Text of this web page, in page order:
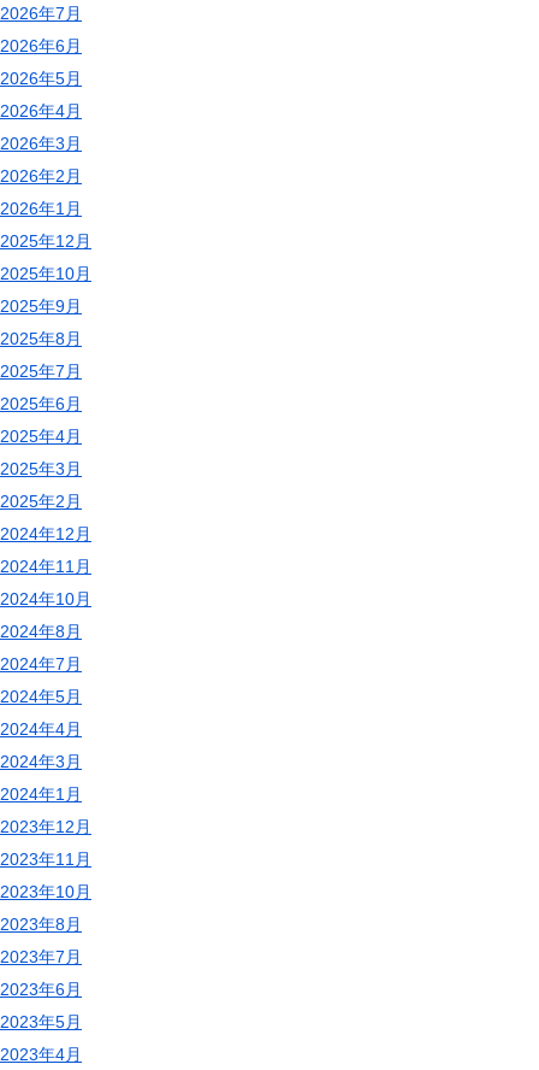
2026年7月
2026年6月
2026年5月
2026年4月
2026年3月
2026年2月
2026年1月
2025年12月
2025年10月
2025年9月
2025年8月
2025年7月
2025年6月
2025年4月
2025年3月
2025年2月
2024年12月
2024年11月
2024年10月
2024年8月
2024年7月
2024年5月
2024年4月
2024年3月
2024年1月
2023年12月
2023年11月
2023年10月
2023年8月
2023年7月
2023年6月
2023年5月
2023年4月